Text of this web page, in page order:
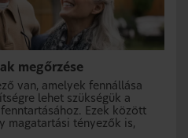
megőrzése
van, amelyek fennállása
lehet szükségük a
Ezek között
magatartási tényezők is,